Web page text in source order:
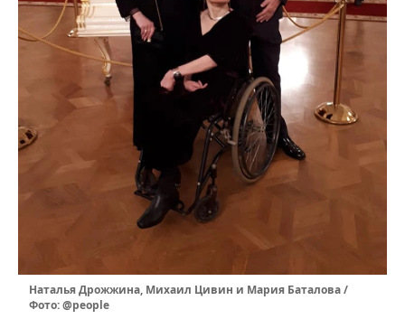
Наталья Дрожжина, Михаил Цивин и Мария Баталова /
Фото: @people